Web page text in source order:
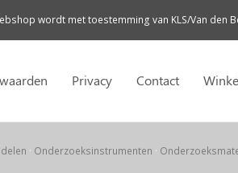
wordt met toestemming van KLS/Van den
Privacy Contact
· Onderzoeksinstrumenten ·